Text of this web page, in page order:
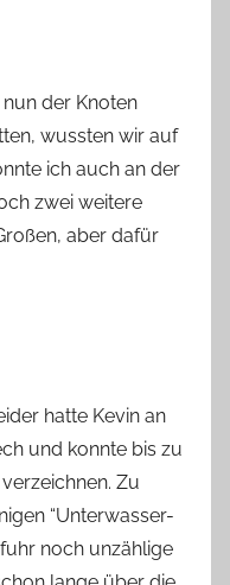
der Knoten
wussten wir auf
ich auch an der
zwei weitere
aber dafür
hatte Kevin an
und konnte bis zu
Zu
“Unterwasser-
noch unzählige